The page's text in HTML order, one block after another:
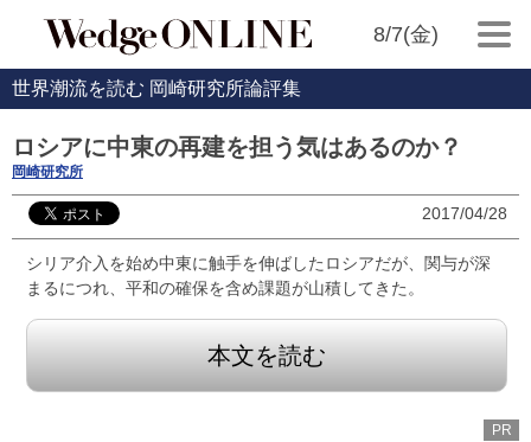
8/7(金)
世界潮流を読む 岡崎研究所論評集
ロシアに中東の再建を担う気はあるのか？
岡崎研究所
2017/04/28
シリア介入を始め中東に触手を伸ばしたロシアだが、関与が深
まるにつれ、平和の確保を含め課題が山積してきた。
本文を読む
PR